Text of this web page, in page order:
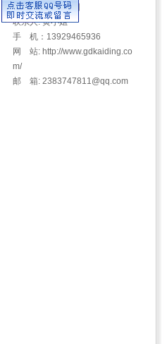
安中路安力科技园
联系人: 黄小姐
手 机：13929465936
网 站: http://www.gdkaiding.co
m/
邮 箱: 2383747811@qq.com